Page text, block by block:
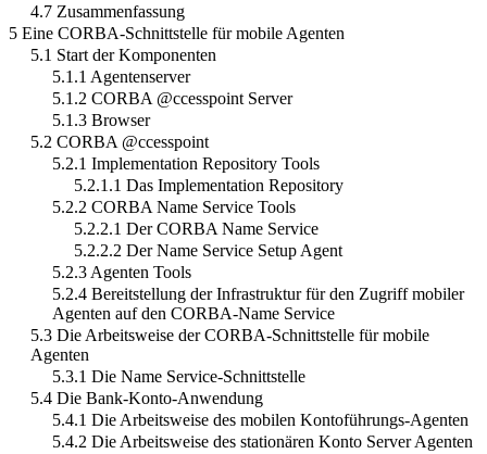
4.7 Zusammenfassung
5 Eine CORBA-Schnittstelle für mobile Agenten
5.1 Start der Komponenten
5.1.1 Agentenserver
5.1.2 CORBA @ccesspoint Server
5.1.3 Browser
5.2 CORBA @ccesspoint
5.2.1 Implementation Repository Tools
5.2.1.1 Das Implementation Repository
5.2.2 CORBA Name Service Tools
5.2.2.1 Der CORBA Name Service
5.2.2.2 Der Name Service Setup Agent
5.2.3 Agenten Tools
5.2.4 Bereitstellung der Infrastruktur für den Zugriff mobiler
Agenten auf den CORBA-Name Service
5.3 Die Arbeitsweise der CORBA-Schnittstelle für mobile
Agenten
5.3.1 Die Name Service-Schnittstelle
5.4 Die Bank-Konto-Anwendung
5.4.1 Die Arbeitsweise des mobilen Kontoführungs-Agenten
5.4.2 Die Arbeitsweise des stationären Konto Server Agenten